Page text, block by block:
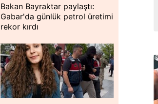
Bakan Bayraktar paylaştı:
Gabar'da günlük petrol üretimi
rekor kırdı